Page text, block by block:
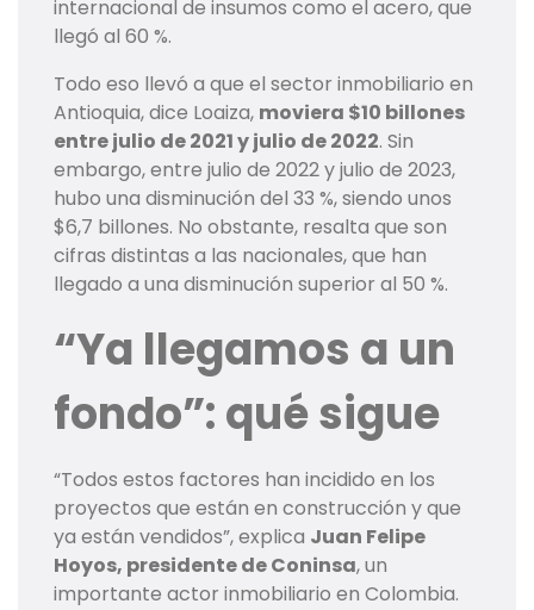
internacional de insumos como el acero, que
llegó al 60 %.
Todo eso llevó a que el sector inmobiliario en
Antioquia, dice Loaiza, moviera $10 billones
entre julio de 2021 y julio de 2022. Sin
embargo, entre julio de 2022 y julio de 2023,
hubo una disminución del 33 %, siendo unos
$6,7 billones. No obstante, resalta que son
cifras distintas a las nacionales, que han
llegado a una disminución superior al 50 %.
“Ya llegamos a un
fondo”: qué sigue
“Todos estos factores han incidido en los
proyectos que están en construcción y que
ya están vendidos”, explica Juan Felipe
Hoyos, presidente de Coninsa, un
importante actor inmobiliario en Colombia.